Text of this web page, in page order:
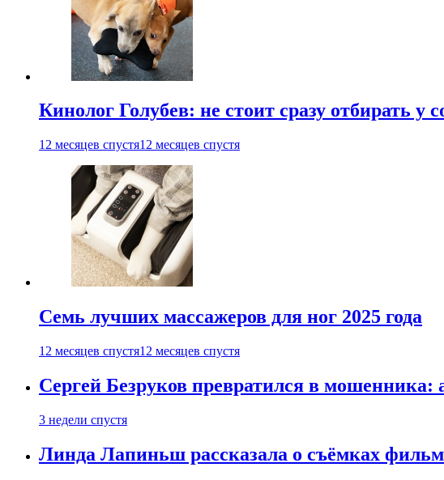
Кинолог Голубев: не стоит сразу отбирать у
12 месяцев спустя12 месяцев спустя
Семь лучших массажеров для ног 2025 года
12 месяцев спустя12 месяцев спустя
Сергей Безруков превратился в мошенника:
3 недели спустя
Линда Лапиньш рассказала о съёмках